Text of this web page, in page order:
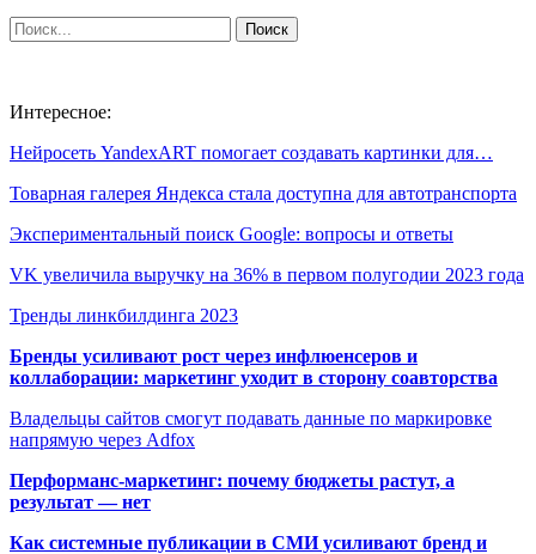
Интересное:
Нейросеть YandexART помогает создавать картинки для…
Товарная галерея Яндекса стала доступна для автотранспорта
Экспериментальный поиск Google: вопросы и ответы
VK увеличила выручку на 36% в первом полугодии 2023 года
Тренды линкбилдинга 2023
Бренды усиливают рост через инфлюенсеров и
коллаборации: маркетинг уходит в сторону соавторства
Владельцы сайтов смогут подавать данные по маркировке
напрямую через Adfox
Перформанс-маркетинг: почему бюджеты растут, а
результат — нет
Как системные публикации в СМИ усиливают бренд и